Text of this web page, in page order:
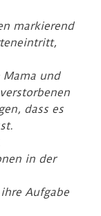
markierend
Mama und
dass es
in der
Aufgabe